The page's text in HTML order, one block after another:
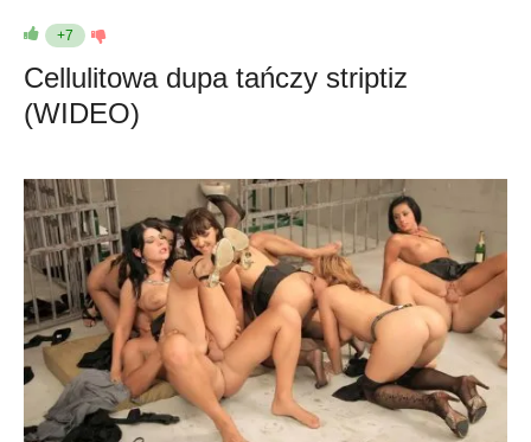
+7
Cellulitowa dupa tańczy striptiz
(WIDEO)